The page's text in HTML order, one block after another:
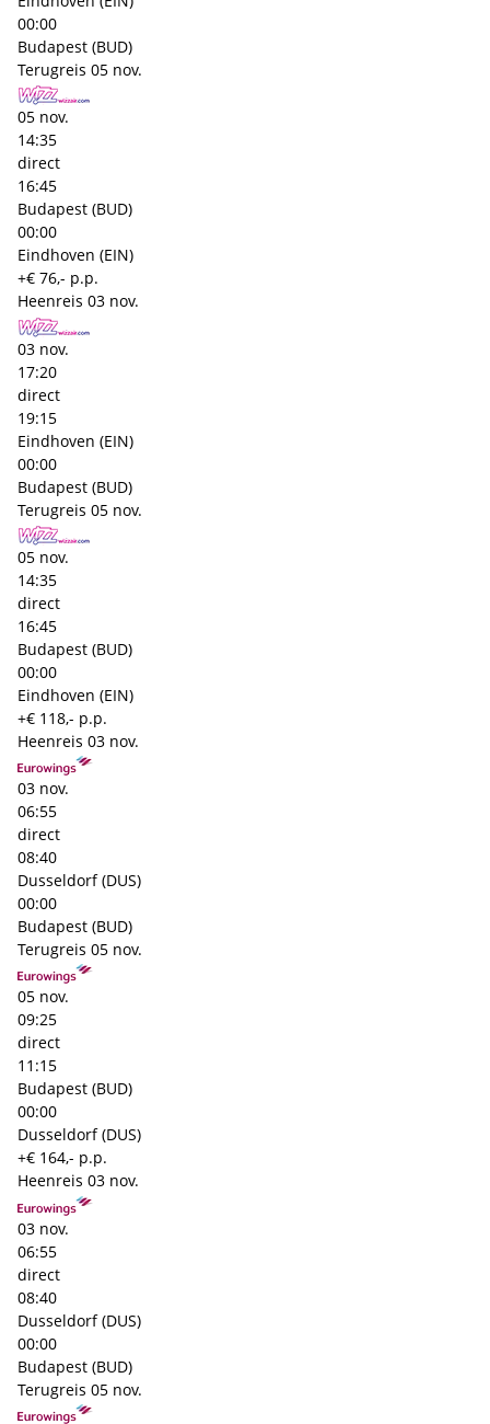
00:00
Budapest (BUD)
Terugreis 05 nov.
05 nov.
14:35
direct
16:45
Budapest (BUD)
00:00
Eindhoven (EIN)
+€ 76,- p.p.
Heenreis 03 nov.
03 nov.
17:20
direct
19:15
Eindhoven (EIN)
00:00
Budapest (BUD)
Terugreis 05 nov.
05 nov.
14:35
direct
16:45
Budapest (BUD)
00:00
Eindhoven (EIN)
+€ 118,- p.p.
Heenreis 03 nov.
03 nov.
06:55
direct
08:40
Dusseldorf (DUS)
00:00
Budapest (BUD)
Terugreis 05 nov.
05 nov.
09:25
direct
11:15
Budapest (BUD)
00:00
Dusseldorf (DUS)
+€ 164,- p.p.
Heenreis 03 nov.
03 nov.
06:55
direct
08:40
Dusseldorf (DUS)
00:00
Budapest (BUD)
Terugreis 05 nov.